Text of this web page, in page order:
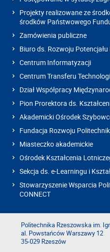
Projekty realizowane ze
środków Państwowego
Zamówienia publiczne
Biuro ds. Rozwoju
Centrum Informatyzacji
Centrum Transferu
Dział Współpracy
Pion Prorektora ds.
Akademicki Ośrodek
Fundacja Rozwoju
Miasteczko akademickie
Ośrodek Kształcenia
Sekcja ds. e-Learningu i
Stowarzyszenie Wsparcia
CONNECT
Politechnika Rzeszowska im.
al. Powstańców Warszawy 12
35-029 Rzeszów